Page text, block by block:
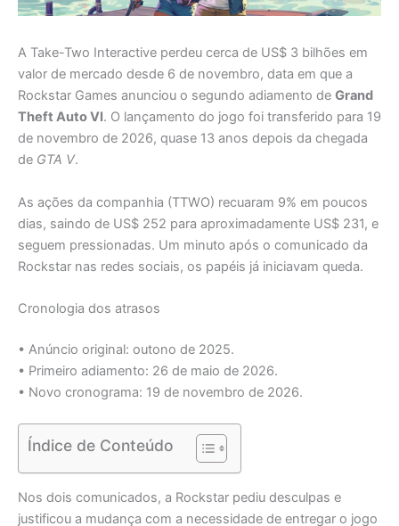
A Take-Two Interactive perdeu cerca de US$ 3 bilhões em
valor de mercado desde 6 de novembro, data em que a
Rockstar Games anunciou o segundo adiamento de Grand
Theft Auto VI. O lançamento do jogo foi transferido para 19
de novembro de 2026, quase 13 anos depois da chegada
de GTA V.
As ações da companhia (TTWO) recuaram 9% em poucos
dias, saindo de US$ 252 para aproximadamente US$ 231, e
seguem pressionadas. Um minuto após o comunicado da
Rockstar nas redes sociais, os papéis já iniciavam queda.
Cronologia dos atrasos
• Anúncio original: outono de 2025.
• Primeiro adiamento: 26 de maio de 2026.
• Novo cronograma: 19 de novembro de 2026.
Índice de Conteúdo
Nos dois comunicados, a Rockstar pediu desculpas e
justificou a mudança com a necessidade de entregar o jogo